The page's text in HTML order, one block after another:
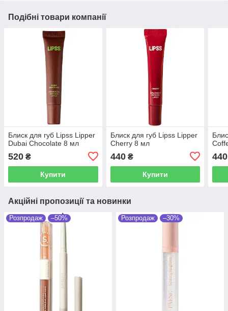
Подібні товари компанії
Блиск для губ Lipss Lipper
Dubai Chocolate 8 мл
520 ₴
Купити
Блиск для губ Lipss Lipper
Cherry 8 мл
440₴
Купити
440
Акційні пропозиції та новинки
Розпродаж –50% Розпродаж –30%